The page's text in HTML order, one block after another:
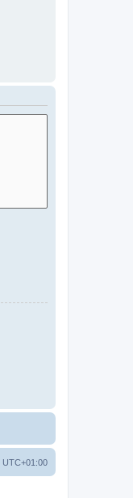
UTC+01:00